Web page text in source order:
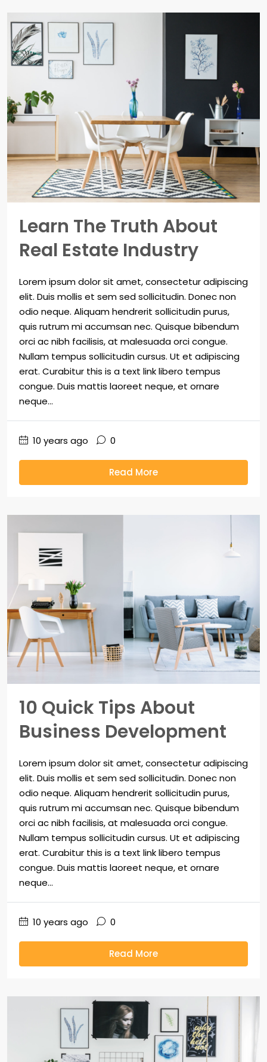
Learn The Truth About
Real Estate Industry
Lorem ipsum dolor sit amet, consectetur adipiscing
elit. Duis mollis et sem sed sollicitudin. Donec non
odio neque. Aliquam hendrerit sollicitudin purus,
quis rutrum mi accumsan nec. Quisque bibendum
orci ac nibh facilisis, at malesuada orci congue.
Nullam tempus sollicitudin cursus. Ut et adipiscing
erat. Curabitur this is a text link libero tempus
congue. Duis mattis laoreet neque, et ornare
neque...
10 years ago 0
Read More
10 Quick Tips About
Business Development
Lorem ipsum dolor sit amet, consectetur adipiscing
elit. Duis mollis et sem sed sollicitudin. Donec non
odio neque. Aliquam hendrerit sollicitudin purus,
quis rutrum mi accumsan nec. Quisque bibendum
orci ac nibh facilisis, at malesuada orci congue.
Nullam tempus sollicitudin cursus. Ut et adipiscing
erat. Curabitur this is a text link libero tempus
congue. Duis mattis laoreet neque, et ornare
neque...
10 years ago 0
Read More